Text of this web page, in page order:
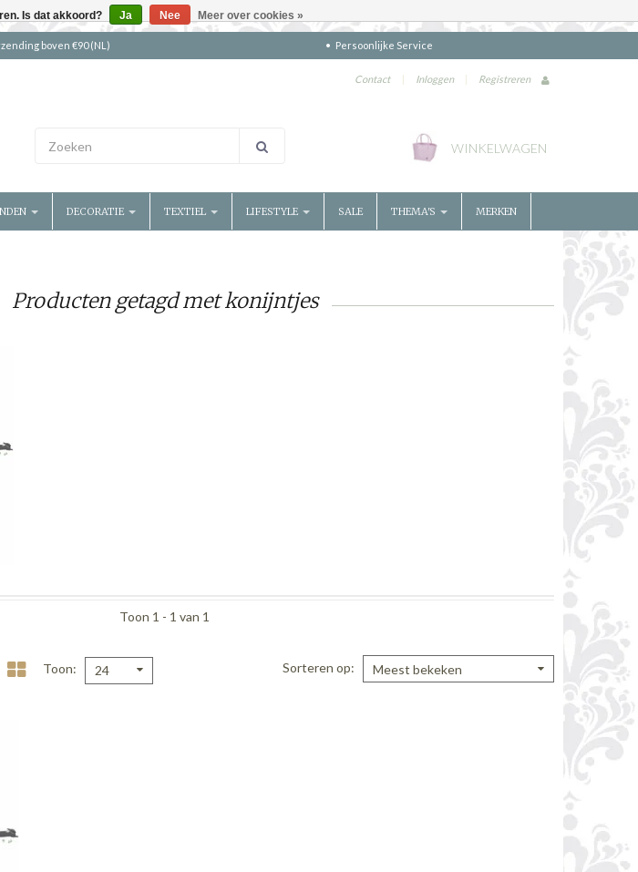
boven €90 (NL) Persoonlijke Service
Contact | Inloggen | Registreren
WINKELWAGEN
DECORATIE TEXTIEL LIFESTYLE SALE THEMA'S MERKEN
Producten getagd met konijntjes
Toon 1 - 1 van 1
Toon 24 Sorteren op Meest bekeken
Is dat akkoord? Ja Nee Meer over cookies »